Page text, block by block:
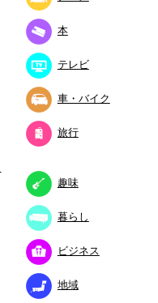
本
テレビ
車・バイク
旅行
趣味
暮らし
ビジネス
地域